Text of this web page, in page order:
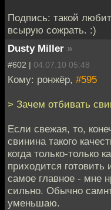
Подпись: такой
всырую сожрать. :)
Dusty Miller »
#602 | 04.07.10 05:48
Кому: ронжёр, #595
> Зачем отбивать
Если свежая, то,
свинина такого
когда только-только
приходится
самое главное - мне
сильно. Обычно
уменьшаю.